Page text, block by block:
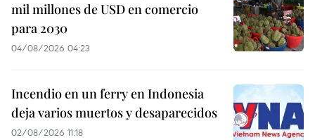
mil millones de USD en comercio
para 2030
04/08/2026 04:23
Incendio en un ferry en Indonesia
deja varios muertos y desaparecidos
02/08/2026 11:18